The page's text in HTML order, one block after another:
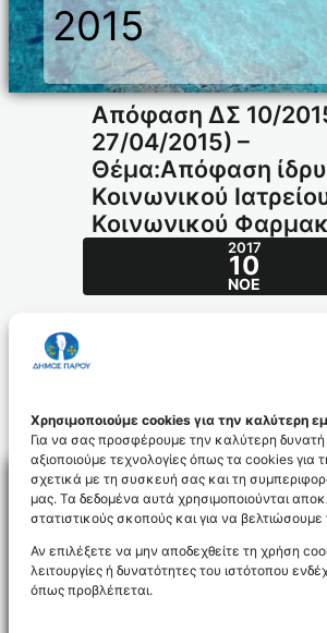
Χρησιμοποιούμε cookies για την καλύτερη
Για να σας προσφέρουμε την καλύτερη δυνατή
αξιοποιούμε τεχνολογίες όπως τα cookies για
σχετικά με τη συσκευή σας και τη
μας. Τα δεδομένα αυτά χρησιμοποιούνται
στατιστικούς σκοπούς και για να βελτιώσουμε
Αν επιλέξετε να μην αποδεχθείτε τη χρήση
λειτουργίες ή δυνατότητες του ιστότοπου
όπως προβλέπεται.
2015
Απόφαση ΔΣ 10/
27/04/2015) –
Θέμα:Απόφαση
Κοινωνικού
Κοινωνικού
2017
10
ΝΟΈ
127_id4186